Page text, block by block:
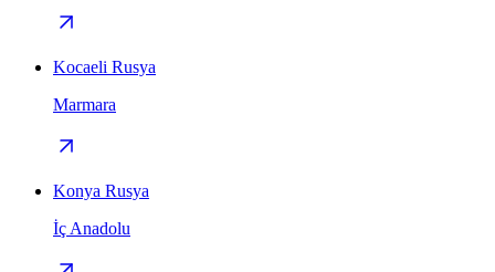
Kocaeli Rusya
Marmara
Konya Rusya
İç Anadolu